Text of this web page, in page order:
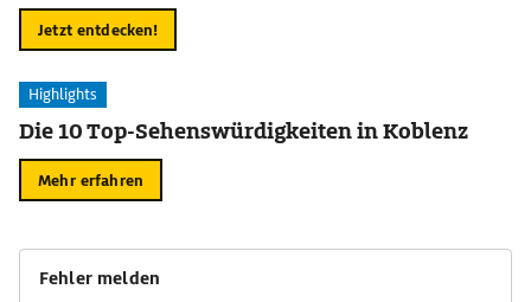
Jetzt entdecken!
Highlights
Die 10 Top-Sehenswürdigkeiten in Koblenz
Mehr erfahren
Fehler melden